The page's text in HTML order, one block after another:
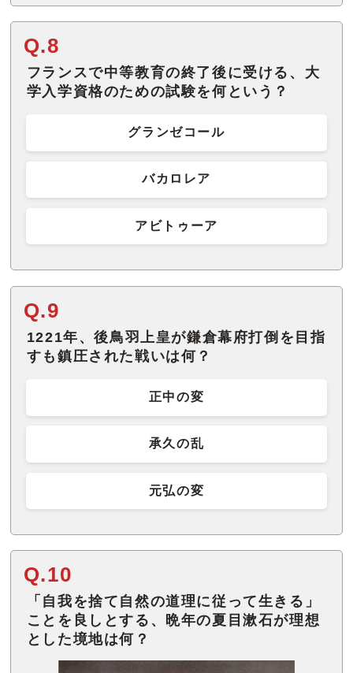
Q.8
フランスで中等教育の終了後に受ける、大
学入学資格のための試験を何という？
グランゼコール
バカロレア
アビトゥーア
Q.9
1221年、後鳥羽上皇が鎌倉幕府打倒を目指
すも鎮圧された戦いは何？
正中の変
承久の乱
元弘の変
Q.10
「自我を捨て自然の道理に従って生きる」
ことを良しとする、晩年の夏目漱石が理想
とした境地は何？